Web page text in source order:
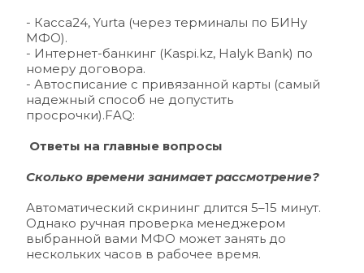
- Касса24, Yurta (через терминалы по БИНу
МФО).
- Интернет-банкинг (Kaspi.kz, Halyk Bank) по
номеру договора.
- Автосписание с привязанной карты (самый
надежный способ не допустить
просрочки).FAQ:
Ответы на главные вопросы
Сколько времени занимает рассмотрение?
Автоматический скрининг длится 5–15 минут.
Однако ручная проверка менеджером
выбранной вами МФО может занять до
нескольких часов в рабочее время.